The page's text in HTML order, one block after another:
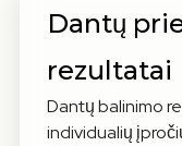
Dantų
rezultatai
Dantų balinimo
individualių